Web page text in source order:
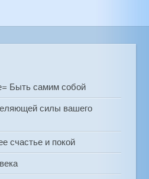
Быть самим собой
силы вашего
счастье и покой